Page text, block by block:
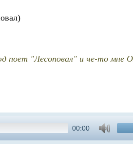
поет "Лесоповал" и че-то мне
00:00